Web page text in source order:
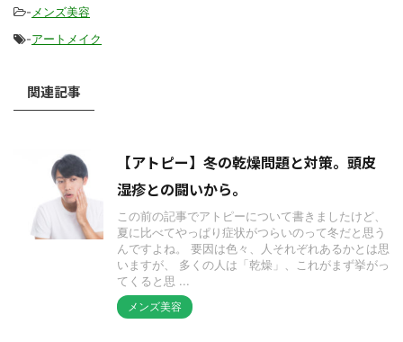
- メンズ美容
-アートメイク
関連記事
【アトピー】冬の乾燥問題と対策。頭皮
湿疹との闘いから。
この前の記事でアトピーについて書きましたけど、
夏に比べてやっぱり症状がつらいのって冬だと思う
んですよね。 要因は色々、人それぞれあるかとは思
いますが、 多くの人は「乾燥」、これがまず挙がっ
てくると思 ...
メンズ美容